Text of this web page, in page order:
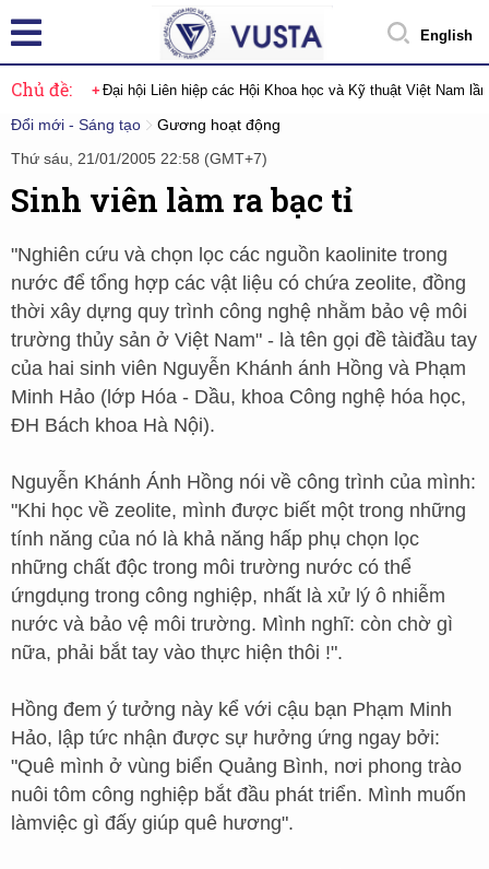
English
Chủ đề: Đại hội Liên hiệp các Hội Khoa học và Kỹ thuật Việt Nam
Đổi mới - Sáng tạo
Gương hoạt động
Thứ sáu, 21/01/2005 22:58 (GMT+7)
Sinh viên làm ra bạc tỉ
"Nghiên cứu và chọn lọc các nguồn kaolinite trong
nước để tổng hợp các vật liệu có chứa zeolite, đồng
thời xây dựng quy trình công nghệ nhằm bảo vệ môi
trường thủy sản ở Việt Nam" - là tên gọi đề tàiđầu tay
của hai sinh viên Nguyễn Khánh ánh Hồng và Phạm
Minh Hảo (lớp Hóa - Dầu, khoa Công nghệ hóa học,
ĐH Bách khoa Hà Nội).
Nguyễn Khánh Ánh Hồng nói về công trình của mình:
"Khi học về zeolite, mình được biết một trong những
tính năng của nó là khả năng hấp phụ chọn lọc
những chất độc trong môi trường nước có thể
ứngdụng trong công nghiệp, nhất là xử lý ô nhiễm
nước và bảo vệ môi trường. Mình nghĩ: còn chờ gì
nữa, phải bắt tay vào thực hiện thôi !".
Hồng đem ý tưởng này kể với cậu bạn Phạm Minh
Hảo, lập tức nhận được sự hưởng ứng ngay bởi:
"Quê mình ở vùng biển Quảng Bình, nơi phong trào
nuôi tôm công nghiệp bắt đầu phát triển. Mình muốn
làmviệc gì đấy giúp quê hương".